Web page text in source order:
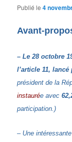
Publié le4
Avant-
– Le 28 octobre
l’article 11,
président de la
instaurée avec
participation.)
– Une